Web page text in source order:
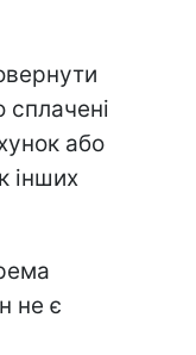
або
інших
не є